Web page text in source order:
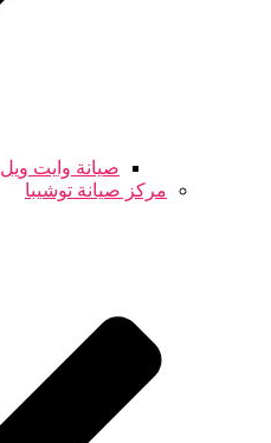
صيانة وايت ويل
مركز صيانة توشيبا